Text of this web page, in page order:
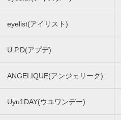
eyelist(アイリスト)
U.P.D(アプデ)
ANGELIQUE(アンジェリーク)
Uyu1DAY(ウユワンデー)